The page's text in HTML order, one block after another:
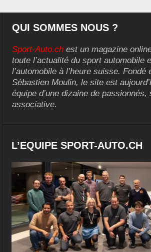
QUI SOMMES NOUS ?
Sport-Auto.ch est un magazine
toute l’actualité du sport automobile
l’automobile à l’heure suisse. Fondé
Sébastien Moulin, le site est
équipe d’une dizaine de
associative.
L’EQUIPE SPORT-AUTO.CH